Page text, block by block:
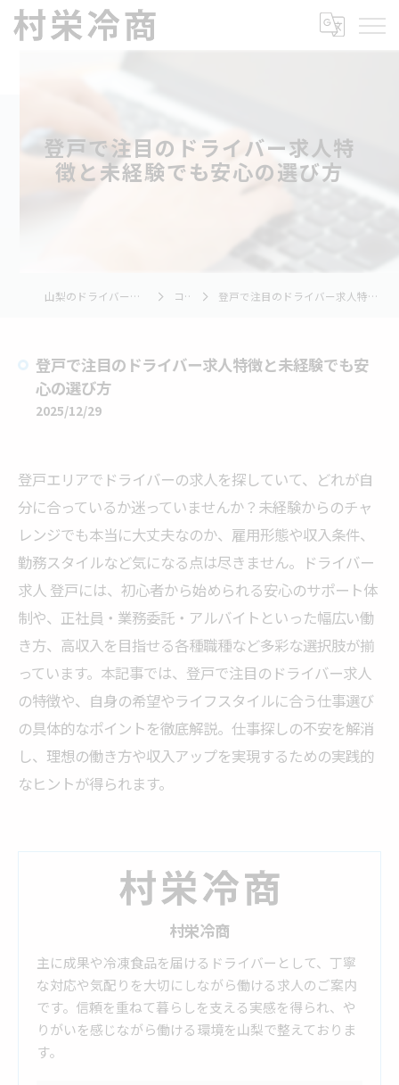
登戸で注目のドライバー求人特
徴と未経験でも安心の選び方
山梨のドライバーの求人なら村栄冷商 コラム 登戸で注目のドライバー求人特徴と未経験でも安心の選び方
登戸で注目のドライバー求人特徴と未経験でも安
心の選び方
2025/12/29
登戸エリアでドライバーの求人を探していて、どれが自
分に合っているか迷っていませんか？未経験からのチャ
レンジでも本当に大丈夫なのか、雇用形態や収入条件、
勤務スタイルなど気になる点は尽きません。ドライバー
求人 登戸には、初心者から始められる安心のサポート体
制や、正社員・業務委託・アルバイトといった幅広い働
き方、高収入を目指せる各種職種など多彩な選択肢が揃
っています。本記事では、登戸で注目のドライバー求人
の特徴や、自身の希望やライフスタイルに合う仕事選び
の具体的なポイントを徹底解説。仕事探しの不安を解消
し、理想の働き方や収入アップを実現するための実践的
なヒントが得られます。
村栄冷商
主に成果や冷凍食品を届けるドライバーとして、丁寧
な対応や気配りを大切にしながら働ける求人のご案内
です。信頼を重ねて暮らしを支える実感を得られ、や
りがいを感じながら働ける環境を山梨で整えておりま
す。